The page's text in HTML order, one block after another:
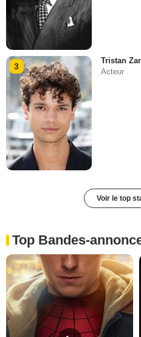
3
Tristan
Acteur
Voir le top
Top Bandes-